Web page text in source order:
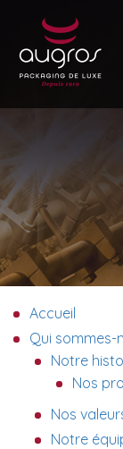
Accueil
Qui sommes-
Notre
Nos
Nos
Notre